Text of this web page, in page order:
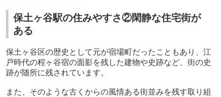
保土ヶ谷駅の住みやすさ②閑静な住宅街が
ある
保土ヶ谷区の歴史として元が宿場町だったこともあり、江
戸時代の程ヶ谷宿の面影を残した建物や史跡など、街の史
跡が随所に残されています。
また、そのような古くからの風情ある街並みを残す取り組